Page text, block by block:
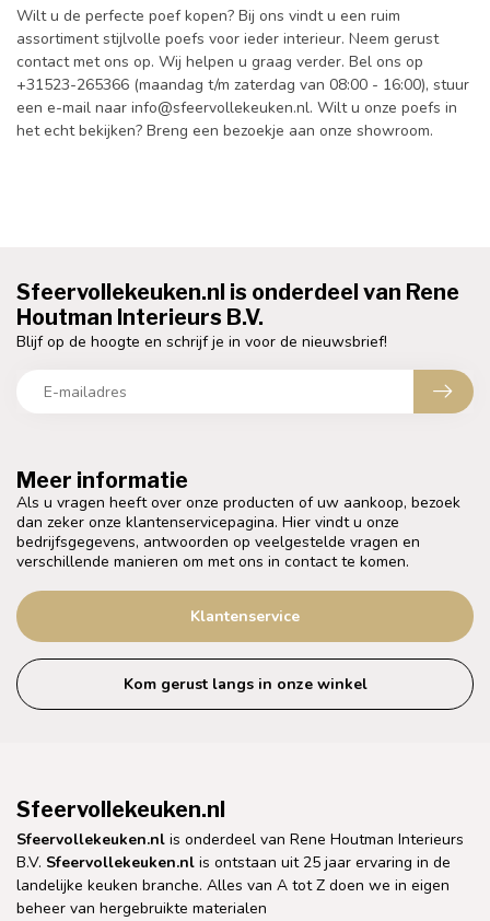
Wilt u de perfecte poef kopen? Bij ons vindt u een ruim
assortiment stijlvolle poefs voor ieder interieur. Neem gerust
contact met ons op. Wij helpen u graag verder. Bel ons op
+31523-265366 (maandag t/m zaterdag van 08:00 - 16:00), stuur
een e-mail naar info@sfeervollekeuken.nl. Wilt u onze poefs in
het echt bekijken? Breng een bezoekje aan onze showroom.
Meer informatie
Als u vragen heeft over onze producten of uw aankoop, bezoek
dan zeker onze klantenservicepagina. Hier vindt u onze
bedrijfsgegevens, antwoorden op veelgestelde vragen en
verschillende manieren om met ons in contact te komen.
Klantenservice
Kom gerust langs in onze winkel
Sfeervollekeuken.nl is onderdeel van Rene
Houtman Interieurs B.V.
Blijf op de hoogte en schrijf je in voor de nieuwsbrief!
Sfeervollekeuken.nl
Sfeervollekeuken.nl is onderdeel van Rene Houtman Interieurs
B.V. Sfeervollekeuken.nl is ontstaan uit 25 jaar ervaring in de
landelijke keuken branche. Alles van A tot Z doen we in eigen
beheer van hergebruikte materialen